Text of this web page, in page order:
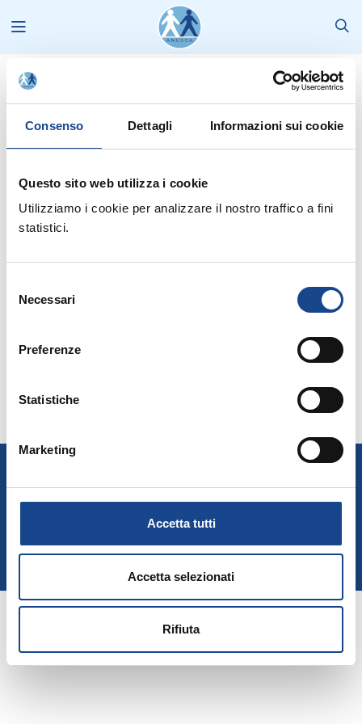
Consenso Dettagli Informazioni sui cookie
Questo sito web utilizza i cookie
Utilizziamo i cookie per analizzare il nostro traffico a fini
statistici.
delNecessari
Preferenze
Statistiche
Marketing
Accetta tutti
Accetta selezionati
Rifiuta
ANUSCA Informa N.3/08
ANUSCA Informa N.3/2008
VISUALIZZA 1A PARTE (DA PAG.1 A PAG.5) (150.12 KB)
(148.58 KB)
VISUALIZZA 3A PARTE (DA PAG.11 A PAG.15) (517.65 KB)
VISUALIZZA 4A PARTE (DA PAG.16 A PAG.20) (414.67 KB)
P. IVA 00705281202
Privacy Policy Cookie Policy